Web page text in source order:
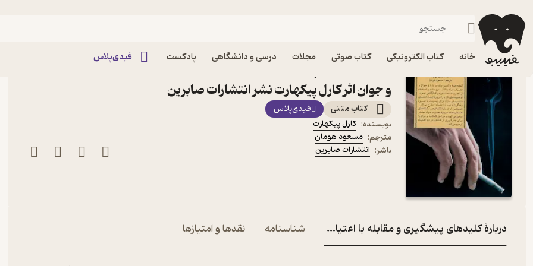
خانه کتاب الکترونیکی کتاب صوتی مجلات درسی و دانشگاهی پادکست فیدی‌پلاس
فیدیبو کتاب الکترونیکی
و جوان اثر کارل پیکهارت نشر انتشارات صابرین
کتاب متنی
فیدی‌پلاس
نویسنده: کارل پیکهارت
مترجم: مسعود هومان
ناشر: انتشارات صابرین
دربارۀ کلیدهای پیشگیری و مقابله با اعتیاد در نوجوان و جوان
شناسنامه نقدها و امتیازها